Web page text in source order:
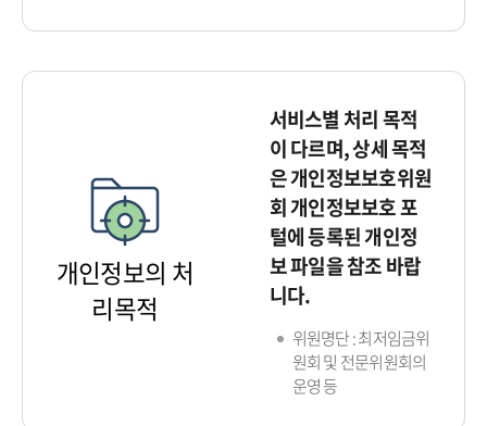
개인정보의 처
리목적
서비스별 처리 목적
이 다르며, 상세 목적
은 개인정보보호위원
회 개인정보보호 포
털에 등록된 개인정
보 파일을 참조 바랍
니다.
위원명단 : 최저임금위
원회 및 전문위원회의
운영 등